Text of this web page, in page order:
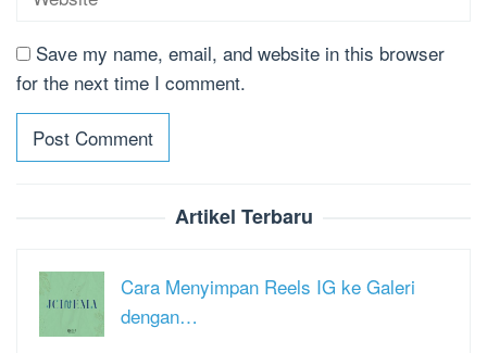
Save my name, email, and website in this browser
for the next time I comment.
Artikel Terbaru
Cara Menyimpan Reels IG ke Galeri
dengan…